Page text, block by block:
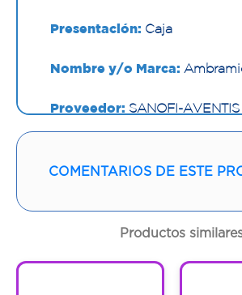
Presentación: Caja
Nombre y/o Marca:
Proveedor: SANOFI-
COLOMBIA S.A
Vía de administración:ORAL
Contenido:1 Und
COMENTARIOS DE ESTE
Productos